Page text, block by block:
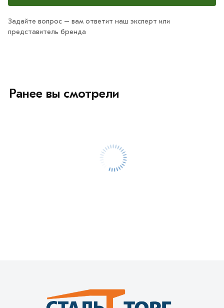
Задайте вопрос – вам ответит наш эксперт или
представитель бренда
Ранее вы смотрели